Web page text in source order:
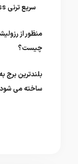
سریع ترنی S Class تاریخ مرسدس معرفی شد
چیست؟
ساخته می شود